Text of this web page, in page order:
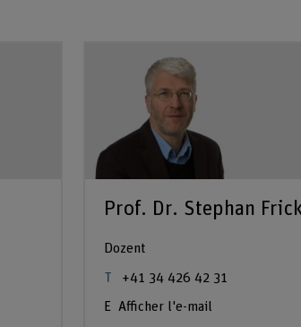
Prof. Dr. Stephan
Dozent
+41 34 426 42 31
Afficher l'e-mail